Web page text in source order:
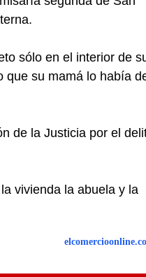
sólo en el interior de
que su mamá lo había
de la Justicia por el
vivienda la abuela y la